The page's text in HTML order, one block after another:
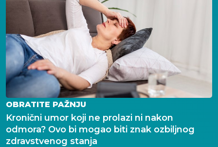
OBRATITE PAŽNJU
Kronični umor koji ne prolazi ni nakon
odmora? Ovo bi mogao biti znak ozbiljnog
zdravstvenog stanja